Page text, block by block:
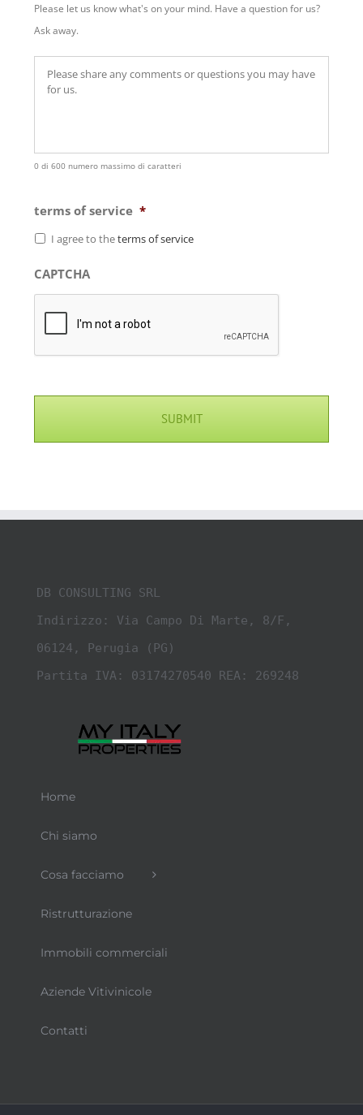
Please let us know what's on your mind. Have a question for us?
Ask away.
0 di 600 numero massimo di caratteri
terms of service *
I agree to theterms of service
CAPTCHA
DB CONSULTING SRL
Indirizzo: Via Campo Di Marte, 8/F,
06124, Perugia (PG)
Partita IVA: 03174270540 REA: 269248
Home
Chi siamo
Cosa facciamo
Ristrutturazione
Immobili commerciali
Aziende Vitivinicole
Contatti